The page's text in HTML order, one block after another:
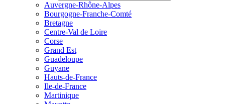
Auvergne-Rhône-Alpes
Bourgogne-Franche-Comté
Bretagne
Centre-Val de Loire
Corse
Grand Est
Guadeloupe
Guyane
Hauts-de-France
Ile-de-France
Martinique